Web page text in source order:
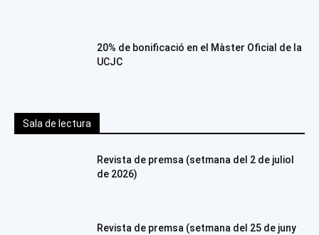
20% de bonificació en el Màster Oficial de la
UCJC
Sala de lectura
Revista de premsa (setmana del 2 de juliol
de 2026)
Revista de premsa (setmana del 25 de juny